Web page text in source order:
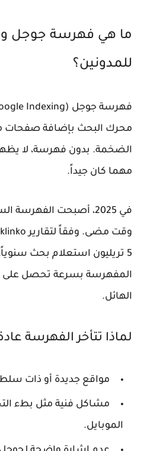
ما هي فهرسة جوجل
للمدونين؟
محرك البحث بإضافة صفحات
الضخمة. بدون فهرسة، لا
مهما كان جيداً.
في 2025، أصبحت
5 تريليون استعلام بحث
المفهرسة بسرعة تحصل على
الهائل.
لماذا تتأخر الفهرسة
مواقع جديدة أو ذات
مشاكل فنية مثل بطء
الموبايل.